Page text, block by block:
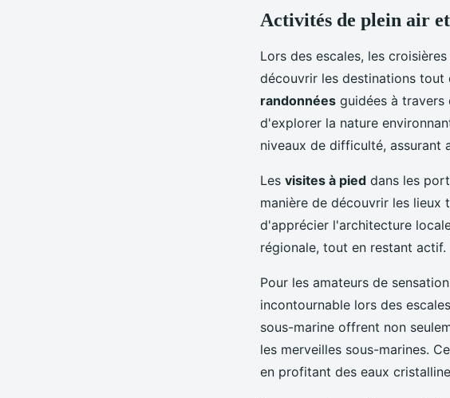
Activités de plein air
Lors des escales, les
découvrir les destinations tout
randonnées guidées à
d'explorer la nature
niveaux de difficulté, assurant
Les visites à pied dans les
manière de découvrir les lieux
d'apprécier l'architecture
régionale, tout en restant actif.
Pour les amateurs de
incontournable lors des
sous-marine offrent non
les merveilles sous-marines.
en profitant des eaux